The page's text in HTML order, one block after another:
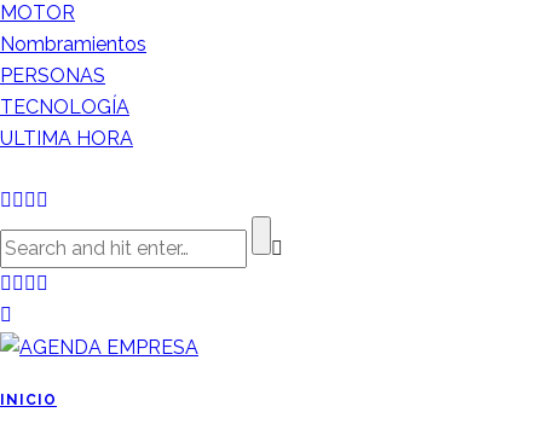
MOTOR
Nombramientos
PERSONAS
TECNOLOGÍA
ULTIMA HORA
INICIO